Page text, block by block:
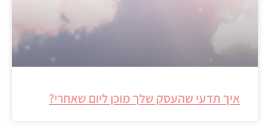
איך תדעי שהעסק שלך מוכן ליום שאחרי?